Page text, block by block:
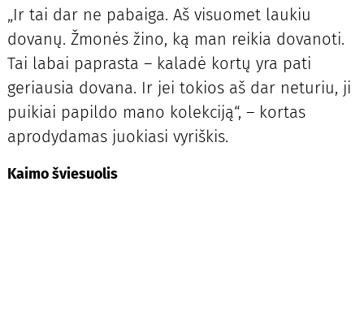
„Ir tai dar ne pabaiga. Aš visuomet laukiu
dovanų. Žmonės žino, ką man reikia dovanoti.
Tai labai paprasta – kaladė kortų yra pati
geriausia dovana. Ir jei tokios aš dar neturiu, ji
puikiai papildo mano kolekciją“, – kortas
aprodydamas juokiasi vyriškis.
Kaimo šviesuolis